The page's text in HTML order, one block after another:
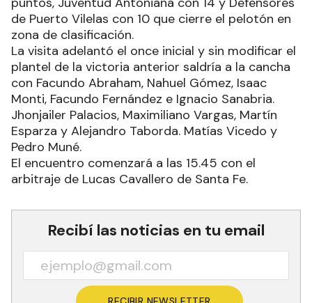
de Puerto Vilelas con 10 que cierre el pelotón en
zona de clasificación.
La visita adelantó el once inicial y sin modificar el
plantel de la victoria anterior saldría a la cancha
con Facundo Abraham, Nahuel Gómez, Isaac
Monti, Facundo Fernández e Ignacio Sanabria.
Jhonjailer Palacios, Maximiliano Vargas, Martín
Esparza y Alejandro Taborda. Matías Vicedo y
Pedro Muné.
El encuentro comenzará a las 15.45 con el
arbitraje de Lucas Cavallero de Santa Fe.
Recibí las noticias en tu email